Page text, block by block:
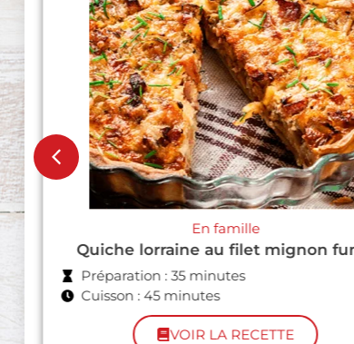
Apéroooo !
Bouchées d'andouillette panée
Préparation : 30 minutes
Cuisson : 10 minutes
VOIR LA RECETTE